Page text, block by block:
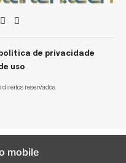
direitos reservados.
de privacidade
uso
mobile